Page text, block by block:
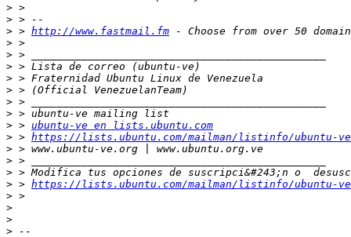
>
>
> > http://www.fastmail.fm
>
>
>
>
>
>
>
> > ubuntu-ve en lists.ubuntu.com
> > https://lists.ubuntu.com/mailman/listinfo/ubuntu-ve
>
>
>
> > https://lists.ubuntu.com/mailman/listinfo/ubuntu-ve
>
>
>
>